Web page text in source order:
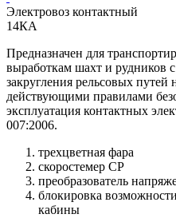
Электровоз контактный
14КА
Предназначен для
выработкам шахт и рудников
закругления рельсовых
действующими правилами
эксплуатация контактных
007:2006.
трехцветная фара
скоростемер СР
преобразователь
блокировка
кабины